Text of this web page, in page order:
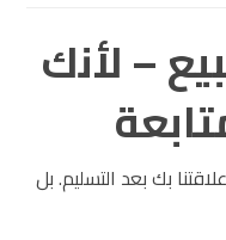
– لأنك
بك بعد التسليم. بل